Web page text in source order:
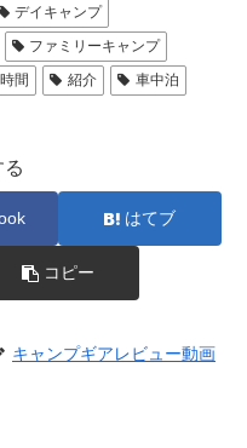
デイキャンプ
ファミリーキャンプ
間 紹介
車中泊
る
はてブ
コピー
キャンプギアレビュー動画